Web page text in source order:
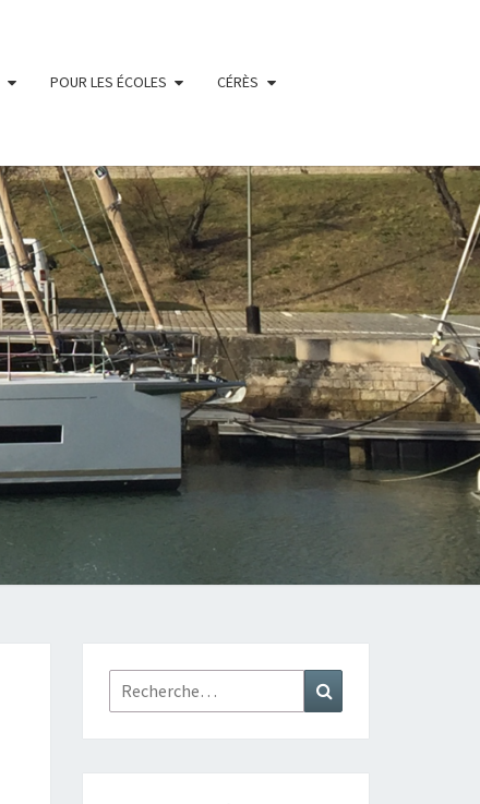
POUR LES ÉCOLES CÉRÈS
Rechercher :